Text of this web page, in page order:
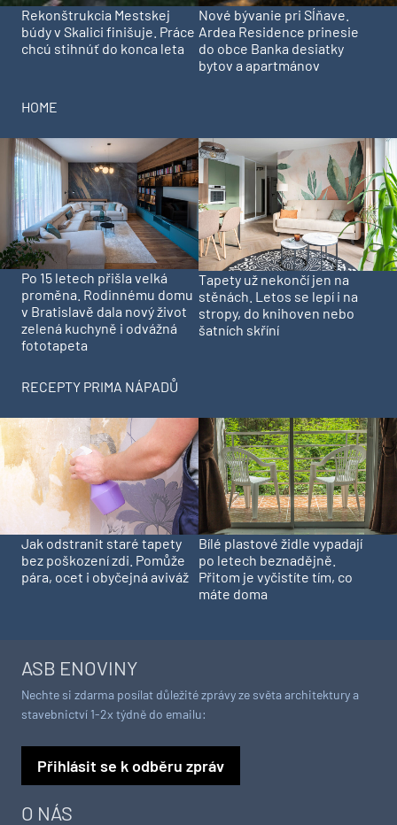
Rekonštrukcia Mestskej
búdy v Skalici finišuje. Práce
chcú stihnúť do konca leta
Nové bývanie pri Sĺňave.
Ardea Residence prinesie
do obce Banka desiatky
bytov a apartmánov
HOME
Po 15 letech přišla velká
proměna. Rodinnému domu
v Bratislavě dala nový život
zelená kuchyně i odvážná
fototapeta
Tapety už nekončí jen na
stěnách. Letos se lepí i na
stropy, do knihoven nebo
šatních skříní
RECEPTY PRIMA NÁPADŮ
Jak odstranit staré tapety
bez poškození zdi. Pomůže
pára, ocet i obyčejná aviváž
Bílé plastové židle vypadají
po letech beznadějně.
Přitom je vyčistíte tím, co
máte doma
O NÁS
ASB ENOVINY
Nechte si zdarma posílat důležité zprávy ze světa architektury a
stavebnictví 1-2x týdně do emailu:
Přihlásit se k odběru zpráv